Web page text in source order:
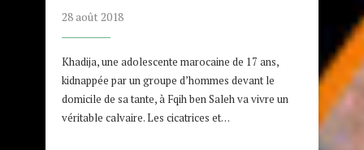
28 août 2018
Khadija, une adolescente marocaine de 17 ans,
kidnappée par un groupe d’hommes devant le
domicile de sa tante, à Fqih ben Saleh va vivre un
véritable calvaire. Les cicatrices et…